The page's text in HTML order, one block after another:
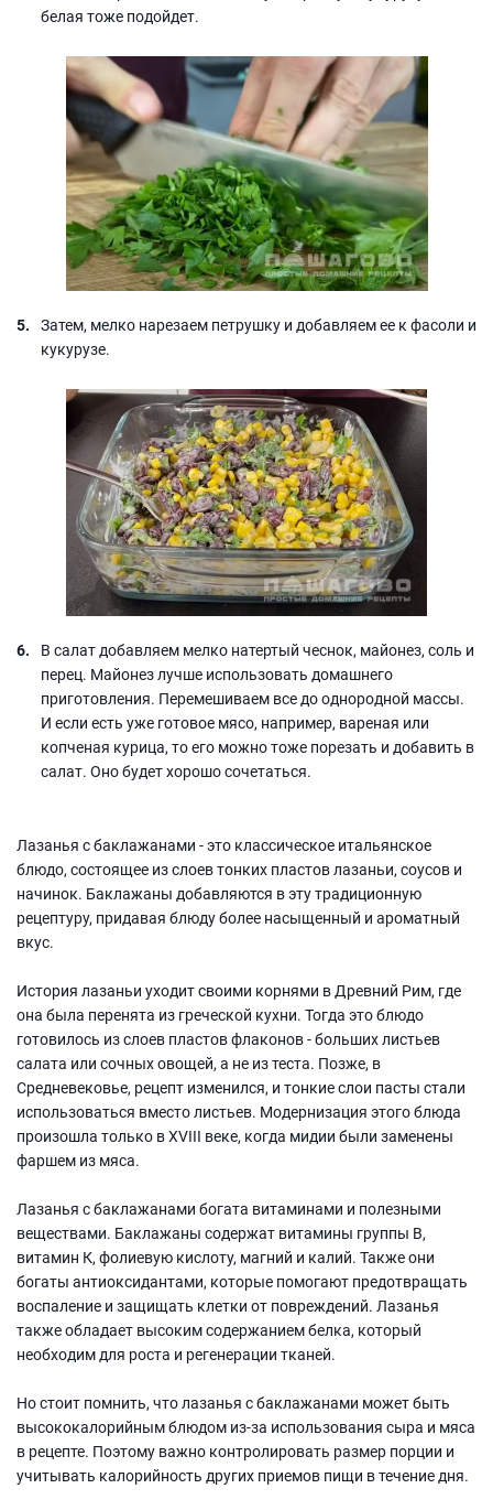
белая тоже подойдет.
Затем, мелко нарезаем петрушку и добавляем ее к фасоли и
кукурузе.
В салат добавляем мелко натертый чеснок, майонез, соль и
перец. Майонез лучше использовать домашнего
приготовления. Перемешиваем все до однородной массы.
И если есть уже готовое мясо, например, вареная или
копченая курица, то его можно тоже порезать и добавить в
салат. Оно будет хорошо сочетаться.
Лазанья с баклажанами - это классическое итальянское
блюдо, состоящее из слоев тонких пластов лазаньи, соусов и
начинок. Баклажаны добавляются в эту традиционную
рецептуру, придавая блюду более насыщенный и ароматный
вкус.
История лазаньи уходит своими корнями в Древний Рим, где
она была перенята из греческой кухни. Тогда это блюдо
готовилось из слоев пластов флаконов - больших листьев
салата или сочных овощей, а не из теста. Позже, в
Средневековье, рецепт изменился, и тонкие слои пасты стали
использоваться вместо листьев. Модернизация этого блюда
произошла только в XVIII веке, когда мидии были заменены
фаршем из мяса.
Лазанья с баклажанами богата витаминами и полезными
веществами. Баклажаны содержат витамины группы В,
витамин К, фолиевую кислоту, магний и калий. Также они
богаты антиоксидантами, которые помогают предотвращать
воспаление и защищать клетки от повреждений. Лазанья
также обладает высоким содержанием белка, который
необходим для роста и регенерации тканей.
Но стоит помнить, что лазанья с баклажанами может быть
высококалорийным блюдом из-за использования сыра и мяса
в рецепте. Поэтому важно контролировать размер порции и
учитывать калорийность других приемов пищи в течение дня.